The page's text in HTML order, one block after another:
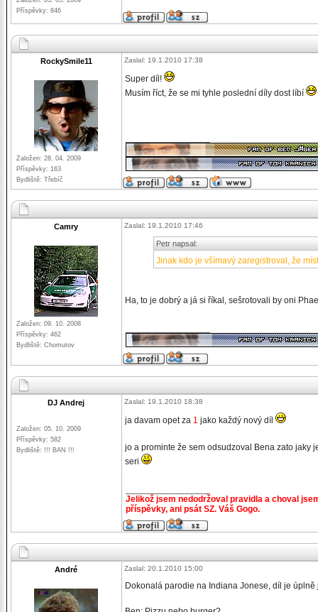
Příspěvky: 846
RockySmile11
Založen: 28. 04. 2009
Příspěvky: 163
Bydliště: Třebíč
Zaslal: 19.1.2010 17:38
Super díl!
Musím říct, že se mi tyhle poslední díly dost líbí
Camry
Založen: 09. 10. 2008
Příspěvky: 462
Bydliště: Chomutov
Zaslal: 19.1.2010 17:46
Petr napsal:
Jinak kdo je všímavý zaregistroval, že
Ha, to je dobrý a já si říkal, sešrotovali by oni
DJ Andrej
Založen: 05. 10. 2009
Příspěvky: 582
Bydliště: !!! BAN !!!
Zaslal: 19.1.2010 18:38
ja davam opet za 1 jako každý nový díl
jo a prominte že sem odsudzoval Bena zato jaky
seri
Jelikož jsem nedodržoval pravidla a choval
příspěvky, ani psát SZ. Váš Gogo.
André Zaslal: 20.1.2010 15:00
Dokonalá parodie na Indiana Jonese, díl je